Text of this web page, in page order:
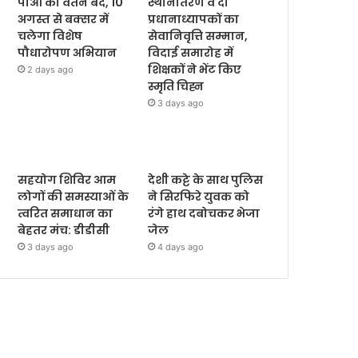
अगस्त से बक्सर में
चलेगा विशेष
पौधारोपण अभियान
2 days ago
प्रधानाध्यापकों का
सेवानिवृत्ति सम्मान,
विदाई समारोह में
शिक्षकों ने भेंट किए
स्मृति चिह्न
3 days ago
सहयोग शिविर आम
लोगों की समस्याओं के
त्वरित समाधान का
बेहतर मंच: डीडीसी
3 days ago
देशी कट्टे के साथ पुलिस
ने सिरफिरे युवक को
रंगे हाथ दबोचकर भेजा
जेल
4 days ago